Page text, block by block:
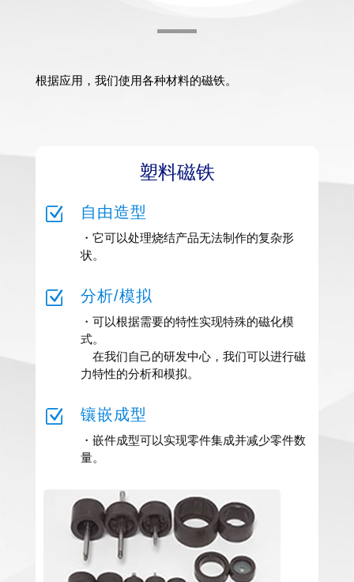
根据应用，我们使用各种材料的磁铁。
塑料磁铁
Z 自由造型
・它可以处理烧结产品无法制作的复杂形
状。
Z 分析/模拟
・可以根据需要的特性实现特殊的磁化模
式。
在我们自己的研发中心，我们可以进行磁
力特性的分析和模拟。
Z 镶嵌成型
・嵌件成型可以实现零件集成并减少零件数
量。